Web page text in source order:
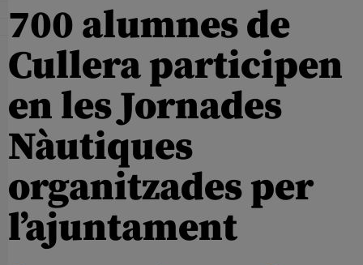
700 alumnes de
Cullera participen
en les Jornades
Nàutiques
organitzades per
l’ajuntament